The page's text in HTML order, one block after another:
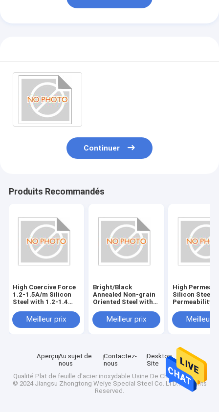
Continuer
Produits Recommandés
High Coercive Force
1.2-1.5A/m Silicon
Steel with 1.2-1.4
Meilleur prix
Bright/Black
Annealed Non-grain
Oriented Steel with
HV150-HV200
Meilleur prix
High
Silicon Steel
Permeability
Meilleur
AperçuAu sujet de
nous
Contactez-
nous
Desktop
Site
Qualité Plat de feuille d'acier inoxydable Usine De Chine.Copyright
© 2024 Jiangsu Zhongtong Weiye Special Steel Co. LTD. All Rights
Reserved.